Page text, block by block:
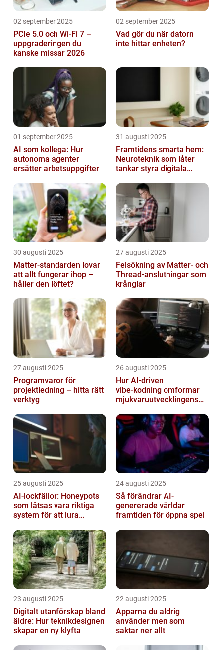
02 september 2025
PCIe 5.0 och Wi-Fi 7 –
uppgraderingen du
kanske missar 2026
02 september 2025
Vad gör du när datorn
inte hittar enheten?
01 september 2025
AI som kollega: Hur
autonoma agenter
ersätter arbetsuppgifter
31 augusti 2025
Framtidens smarta hem:
Neuroteknik som låter
tankar styra digitala
30 augusti 2025
Matter-standarden lovar
att allt fungerar ihop –
håller den löftet?
27 augusti 2025
Felsökning av Matter‑ och
Thread‑anslutningar som
krånglar
27 augusti 2025
Programvaror för
projektledning – hitta rätt
verktyg
26 augusti 2025
Hur AI‑driven
vibe‑kodning omformar
mjukvaruutvecklingens
25 augusti 2025
AI-lockfällor: Honeypots
som låtsas vara riktiga
system för att lura
24 augusti 2025
Så förändrar AI-
genererade världar
framtiden för öppna spel
23 augusti 2025
Digitalt utanförskap bland
äldre: Hur teknikdesignen
skapar en ny klyfta
22 augusti 2025
Apparna du aldrig
använder men som
saktar ner allt